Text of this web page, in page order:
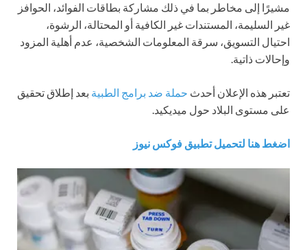
مشيرًا إلى مخاطر بما في ذلك مشاركة بطاقات الفوائد، الحوافز
غير السليمة، المستندات غير الكافية أو المحتالة، الرشوة،
احتيال التسويق، سرقة المعلومات الشخصية، عدم أهلية المزود
وإحالات ذاتية.
تعتبر هذه الإعلان أحدث حملة ضد برامج الطبية بعد إطلاق تحقيق
على مستوى البلاد حول ميديكيد.
اضغط هنا لتحميل تطبيق فوكس نيوز